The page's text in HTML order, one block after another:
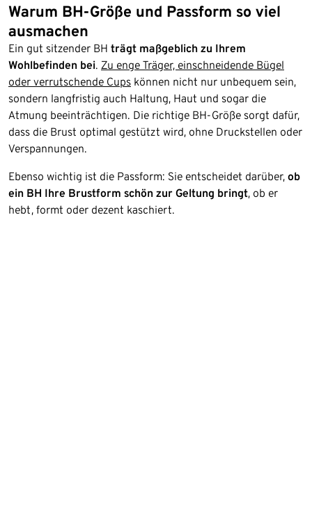
Warum BH-Größe und Passform so viel
ausmachen
Ein gut sitzender BH trägt maßgeblich zu Ihrem
Wohlbefinden bei. Zu enge Träger, einschneidende Bügel
oder verrutschende Cups können nicht nur unbequem sein,
sondern langfristig auch Haltung, Haut und sogar die
Atmung beeinträchtigen. Die richtige BH-Größe sorgt dafür,
dass die Brust optimal gestützt wird, ohne Druckstellen oder
Verspannungen.
Ebenso wichtig ist die Passform: Sie entscheidet darüber, ob
ein BH Ihre Brustform schön zur Geltung bringt, ob er
hebt, formt oder dezent kaschiert.